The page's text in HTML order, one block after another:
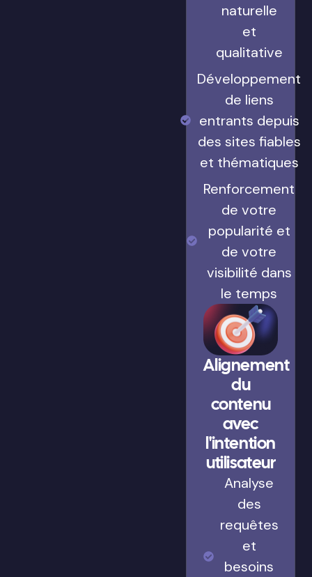
naturelle
et
qualitative
Développement
de liens
entrants depuis
des sites fiables
et thématiques
Renforcement
de votre
popularité et
de votre
visibilité dans
le temps
Alignement
du
contenu
avec
l'intention
utilisateur
Analyse
des
requêtes
et
besoins